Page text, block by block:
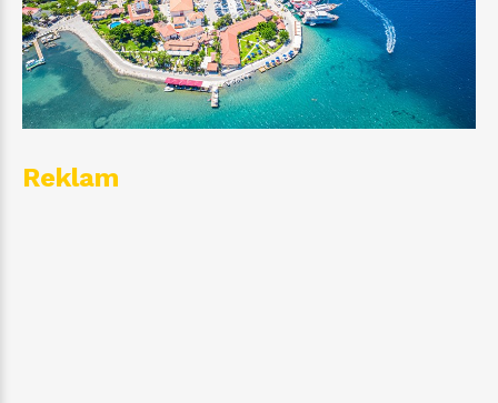
Reklam